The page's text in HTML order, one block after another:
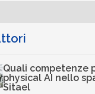
Quali competenze
physical AI nello
Sitael